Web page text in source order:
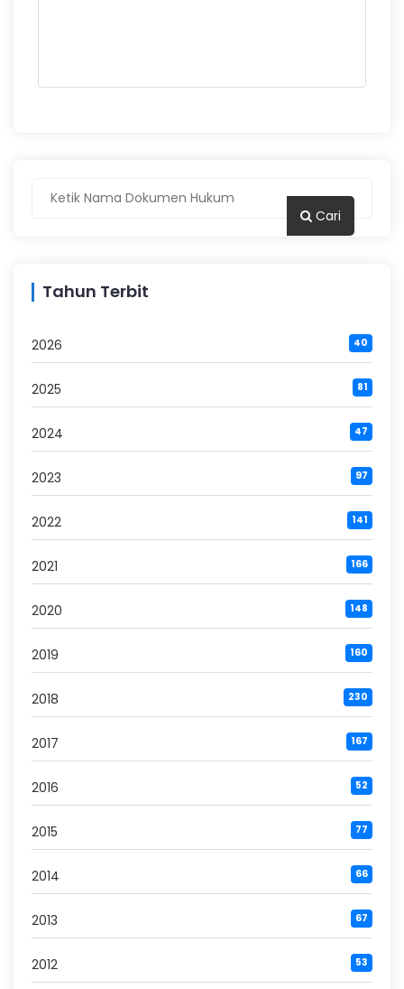
Cari
Tahun Terbit
2026 40
2025 81
2024 47
2023 97
2022 141
2021 166
2020 148
2019 160
2018 230
2017 167
2016 52
2015 77
2014 66
2013 67
2012 53